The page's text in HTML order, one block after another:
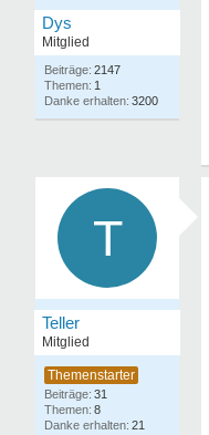
Dys
Mitglied
2147
1
3200
T
Teller
Mitglied
31
8
21